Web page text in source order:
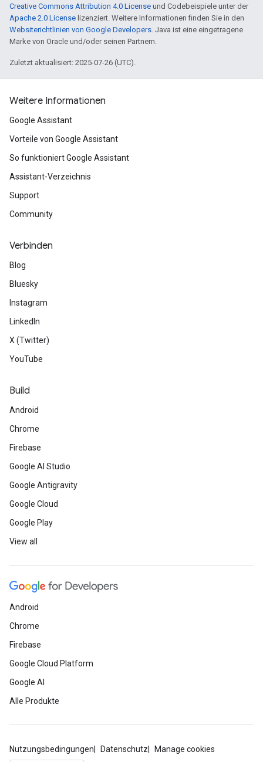
Creative Commons Attribution 4.0 License und Codebeispiele unter der
Apache 2.0 License lizenziert. Weitere Informationen finden Sie in den
Websiterichtlinien von Google Developers. Java ist eine eingetragene
Marke von Oracle und/oder seinen Partnern.
Zuletzt aktualisiert: 2025-07-26 (UTC).
Weitere Informationen
Google Assistant
Vorteile von Google Assistant
So funktioniert Google Assistant
Assistant-Verzeichnis
Support
Community
Verbinden
Blog
Bluesky
Instagram
LinkedIn
X (Twitter)
YouTube
Build
Android
Chrome
Firebase
Google AI Studio
Google Antigravity
Google Cloud
Google Play
View all
Android
Chrome
Firebase
Google Cloud Platform
Google AI
Alle Produkte
Nutzungsbedingungen Datenschutz Manage cookies